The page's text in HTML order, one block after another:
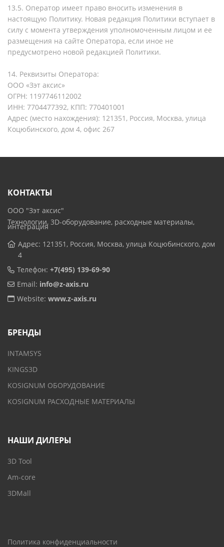
13.5. Оператор имеет право вносить изменения в
настоящую Политику. Новая редакция Политики вступает в
силу с момента утверждения уполномоченным лицом и ее
размещения на сайте Оператора, если иное не
предусмотрено новой редакцией Политики.
14. Реквизиты Оператора:
ООО «Зэт аксис»
ОГРН: 1197746112002
ИНН: 7704477392, КПП: 770401001
Адрес (место нахождения): 121351, Россия, Москва, улица
Коцюбинского, дом 4, офис 267
КОНТАКТЫ
ООО "Зэт аксис"
Технологии, 3D-оборудование, расходные материалы,
интеграция
Адрес: 121351, Россия, Москва, улица Коцюбинского, дом
4
Телефон: +7(495) 139-69-90
Email: info@z-axis.ru
Website: www.z-axis.ru
БРЕНДЫ
INTAMSYS
KINGS3D
KOSIGNUM ОБОРУДОВАНИЕ
KOSIGNUM РАСХОДНЫЕ МАТЕРИАЛЫ
НАШИ ДИЛЕРЫ
3D Tool
Am-core
3DMall
Политика конфиденциальности